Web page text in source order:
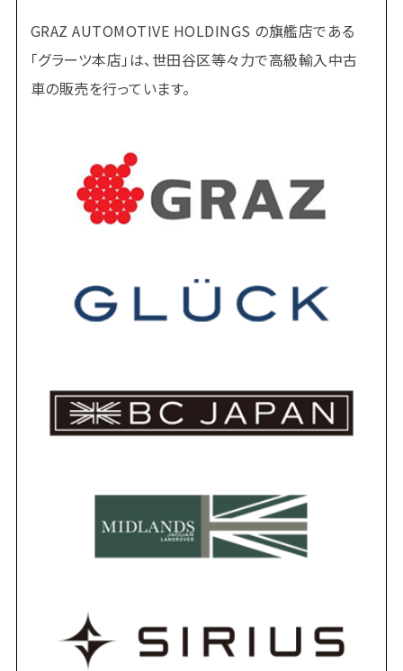
GRAZ AUTOMOTIVE HOLDINGS の旗艦店である
「グラーツ本店」は、世田谷区等々力で高級輸入中古
車の販売を行っています。